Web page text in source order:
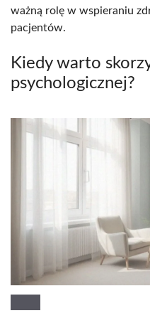
ważną rolę w wspieraniu
pacjentów.
Kiedy warto
psychologicznej?